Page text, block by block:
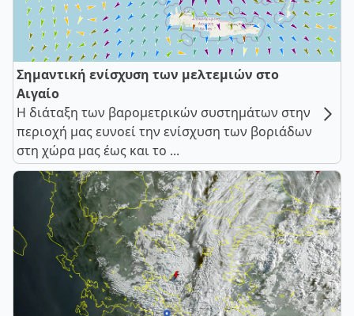
Σημαντική ενίσχυση των μελτεμιών στο
Αιγαίο
Η διάταξη των βαρομετρικών συστημάτων στην
περιοχή μας ευνοεί την ενίσχυση των βοριάδων
στη χώρα μας έως και το ...